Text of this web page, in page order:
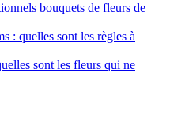
bouquets de fleurs de
: quelles sont les règles à
sont les fleurs qui ne